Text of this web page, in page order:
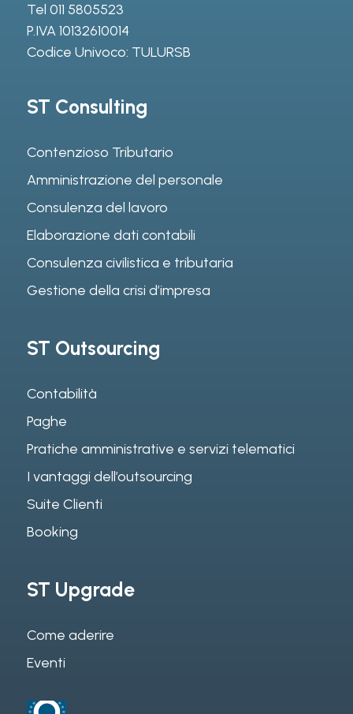
Tel 011 5805523
P.IVA 10132610014
Codice Univoco: TULURSB
ST Consulting
Contenzioso Tributario
Amministrazione del personale
Consulenza del lavoro
Elaborazione dati contabili
Consulenza civilistica e tributaria
Gestione della crisi d’impresa
ST Outsourcing
Contabilità
Paghe
Pratiche amministrative e servizi telematici
I vantaggi dell’outsourcing
Suite Clienti
Booking
ST Upgrade
Come aderire
Eventi